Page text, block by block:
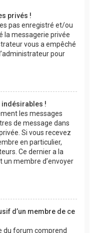
privés !
pas enregistré et/ou
la messagerie privée
vous a empêché
pour
!
les messages
de message dans
Si vous recevez
en particulier,
Ce dernier a la
un membre d’envoyer
d’un membre de ce
du forum comprend